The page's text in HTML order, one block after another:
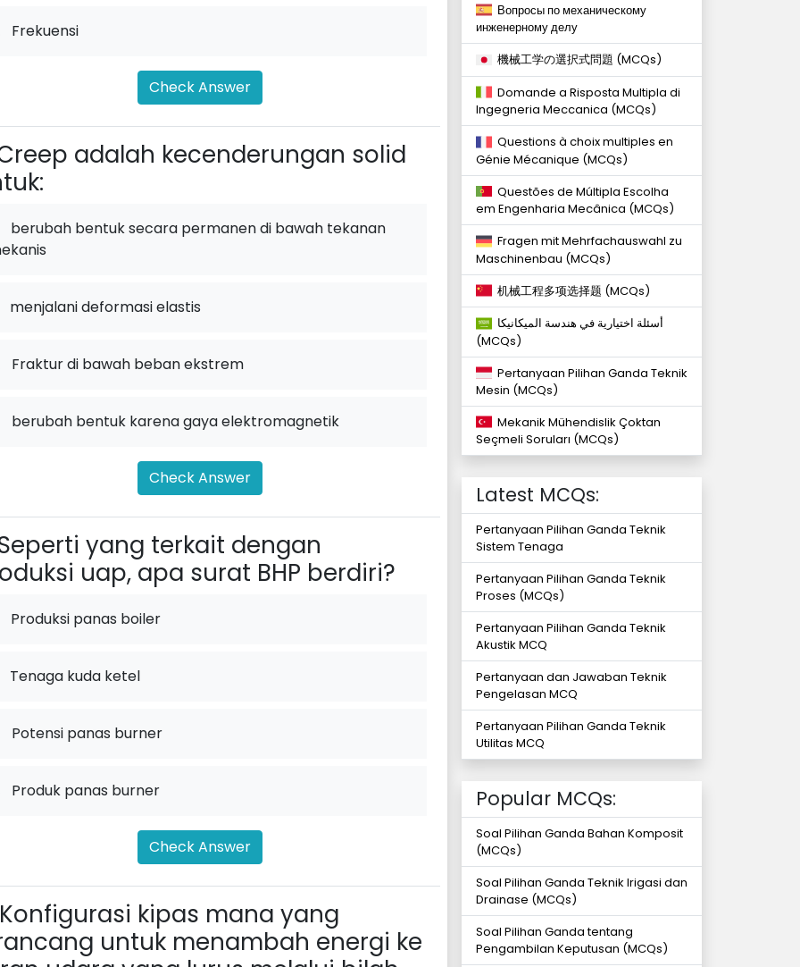
Frekuensi
Check Answer
adalah kecenderungan solid
berubah bentuk secara permanen di bawah tekanan
menjalani deformasi elastis
Fraktur di bawah beban ekstrem
berubah bentuk karena gaya elektromagnetik
Check Answer
yang terkait dengan
uap, apa surat BHP berdiri?
Produksi panas boiler
Tenaga kuda ketel
Potensi panas burner
Produk panas burner
Check Answer
Konfigurasi kipas mana yang
untuk menambah energi ke
Вопросы по механическому
инженерному делу
機械工学の選択式問題 (MCQs)
Domande a Risposta Multipla di
Ingegneria Meccanica (MCQs)
Questions à choix multiples en
Génie Mécanique (MCQs)
Questões de Múltipla Escolha
em Engenharia Mecânica (MCQs)
Fragen mit Mehrfachauswahl zu
Maschinenbau (MCQs)
机械工程多项选择题 (MCQs)
(MCQs)
Pertanyaan Pilihan Ganda Teknik
Mesin (MCQs)
Mekanik Mühendislik Çoktan
Seçmeli Soruları (MCQs)
Latest MCQs:
Pertanyaan Pilihan Ganda Teknik
Sistem Tenaga
Pertanyaan Pilihan Ganda Teknik
Proses (MCQs)
Pertanyaan Pilihan Ganda Teknik
Akustik MCQ
Pertanyaan dan Jawaban Teknik
Pengelasan MCQ
Pertanyaan Pilihan Ganda Teknik
Utilitas MCQ
Popular MCQs:
Soal Pilihan Ganda Bahan Komposit
(MCQs)
Soal Pilihan Ganda Teknik Irigasi dan
Drainase (MCQs)
Soal Pilihan Ganda tentang
Pengambilan Keputusan (MCQs)